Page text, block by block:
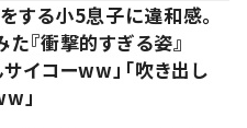
する小5息子に違和感。
『衝撃的すぎる姿』
イコーww」「吹き出し
」